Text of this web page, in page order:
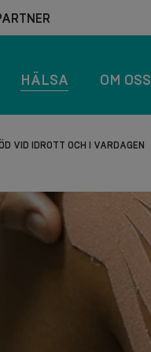
HÄLSA OM OSS
VID IDROTT OCH I VARDAGEN